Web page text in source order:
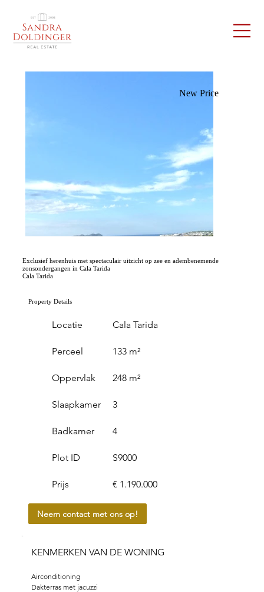
New Price
Exclusief herenhuis met spectaculair uitzicht op zee en adembenemende
zonsondergangen in Cala Tarida
Cala Tarida
Property Details
Locatie
Perceel
Oppervlak
Cala Tarida
133 m²
248 m²
Slaapkamer
Badkamer
3
4
Plot ID
Prijs
S9000
€ 1.190.000
Neem contact met ons op!
KENMERKEN VAN DE WONING
Airconditioning
Dakterras met jacuzzi